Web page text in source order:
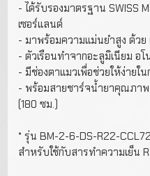
- ได้รับรองมาตรฐาน SWISS
เซอร์แลนด์
- มาพร้อมความแม่นยําสูง ด้วย
- ตัวเรือนทําจากอะลูมิเนียม อโ
- มีช่องตาแมวเพื่อช่วยให้ง่าย
- พร้อมสายชาร์จนํ้ายาคุณภาพ
(180 ซม.)
* รุ่น BM-2-6-DS-R22-CCL72
สําหรับใช้กับสารทําความเย็น